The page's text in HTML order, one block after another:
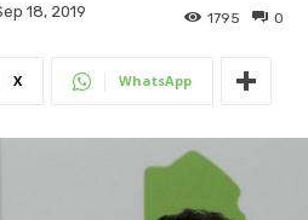
18, 2019 0
1795
X WhatsApp